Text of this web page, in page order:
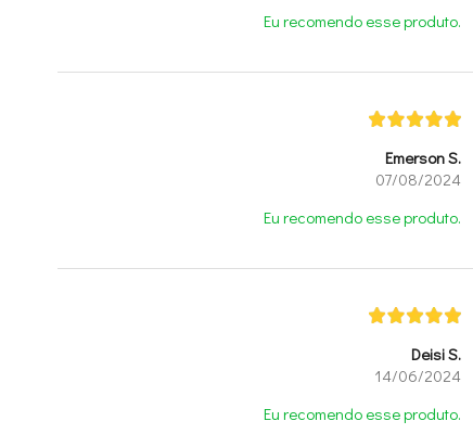
Eu recomendo esse produto.
Emerson S.
07/08/2024
Eu recomendo esse produto.
Deisi S.
14/06/2024
Eu recomendo esse produto.